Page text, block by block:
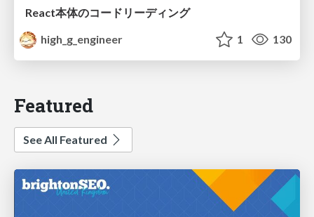
React本体のコードリーディング
high_g_engineer
1 130
Featured
See All Featured